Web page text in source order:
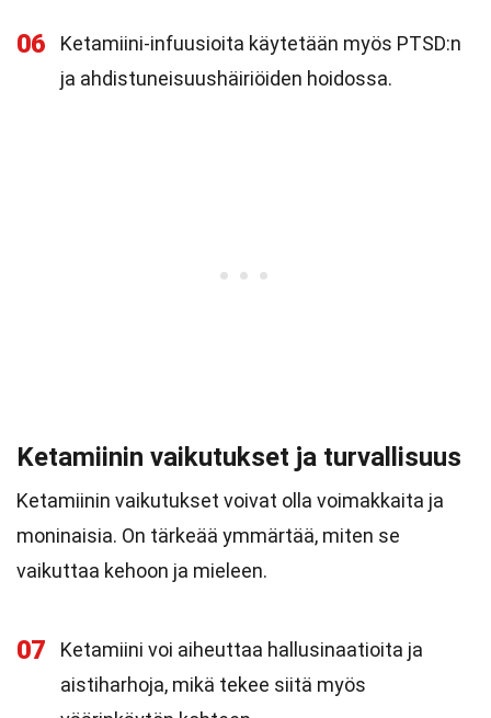
06
Ketamiini-infuusioita käytetään myös PTSD:n
ja ahdistuneisuushäiriöiden hoidossa.
Ketamiinin vaikutukset ja turvallisuus
Ketamiinin vaikutukset voivat olla voimakkaita ja
moninaisia. On tärkeää ymmärtää, miten se
vaikuttaa kehoon ja mieleen.
07
Ketamiini voi aiheuttaa hallusinaatioita ja
aistiharhoja, mikä tekee siitä myös